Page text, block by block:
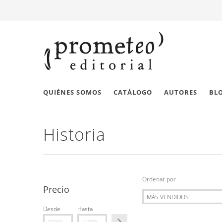
QUIÉNES SOMOS CATÁLOGO AUTORES
Historia
Precio
Desde Hasta
Ordenar por